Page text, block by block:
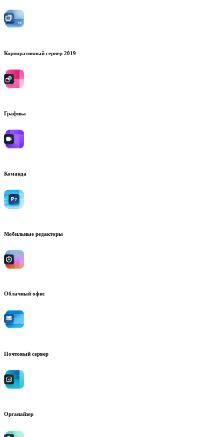
Корпоративный сервер 2019
Графика
Команда
Мобильные редакторы
Облачный офис
Почтовый сервер
Органайзер